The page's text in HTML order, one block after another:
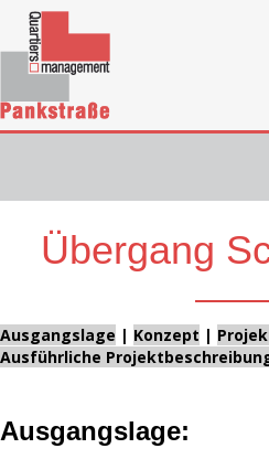
Übergang
Ausgangslage | Konzept |
Ausführliche
Ausgangslage: